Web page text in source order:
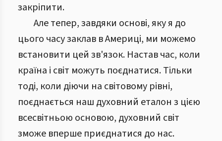
закріпити.
Але тепер, завдяки основі, яку я до
цього часу заклав в Америці, ми можемо
встановити цей зв'язок. Настав час, коли
країна і світ можуть поєднатися. Тільки
тоді, коли діючи на світовому рівні,
поєднається наш духовний еталон з цією
всесвітньою основою, духовний світ
зможе вперше приєднатися до нас.